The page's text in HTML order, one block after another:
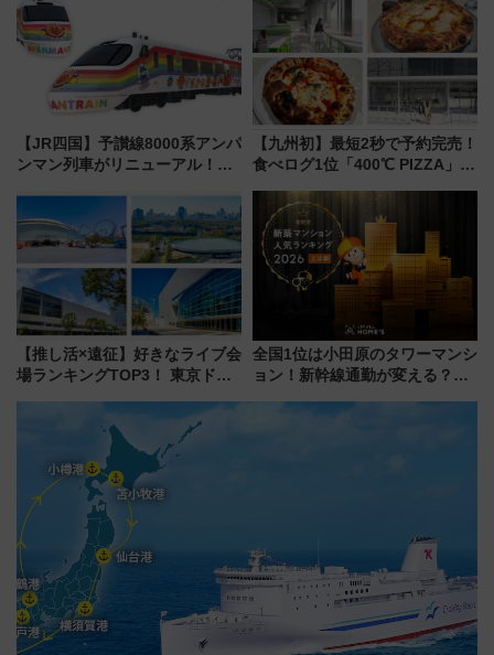
5日始発から
光まとめ（7/28開催）
【JR四国】予讃線8000系アンパ
ンマン列車がリニューアル！内
【九州初】最短2秒で予約完売！
食べログ1位「400℃ PIZZA」が
プン。もつ鍋風など限定メニュ
ーも
【推し活×遠征】好きなライブ会
場ランキングTOP3！ 東京ドー
由と交通アクセス術、ライブ会
場に何を求める？
全国1位は小田原のタワーマンシ
ョン！新幹線通勤が変える？
【新築マンション人気ランキン